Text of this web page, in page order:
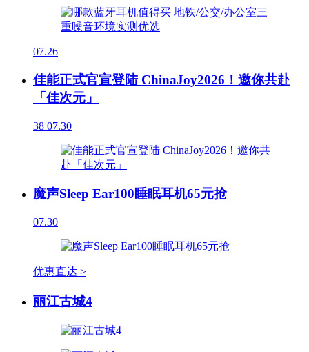
07.26
佳能正式官宣登陆 ChinaJoy2026！邀你共赴
「佳次元」
38 07.30
魔声Sleep Ear100睡眠耳机65元抢
07.30
优惠直达 >
丽江古城4